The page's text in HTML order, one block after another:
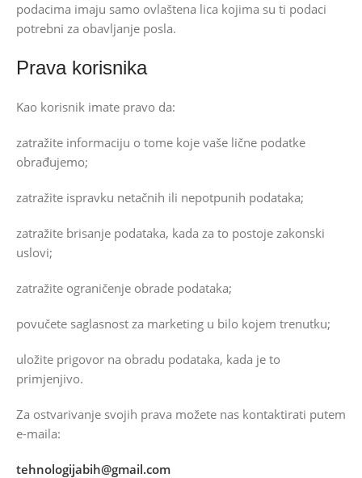
podacima imaju samo ovlaštena lica kojima su ti podaci
potrebni za obavljanje posla.
Prava korisnika
Kao korisnik imate pravo da:
zatražite informaciju o tome koje vaše lične podatke
obrađujemo;
zatražite ispravku netačnih ili nepotpunih podataka;
zatražite brisanje podataka, kada za to postoje zakonski
uslovi;
zatražite ograničenje obrade podataka;
povučete saglasnost za marketing u bilo kojem trenutku;
uložite prigovor na obradu podataka, kada je to
primjenjivo.
Za ostvarivanje svojih prava možete nas kontaktirati putem
e-maila:
tehnologijabih@gmail.com